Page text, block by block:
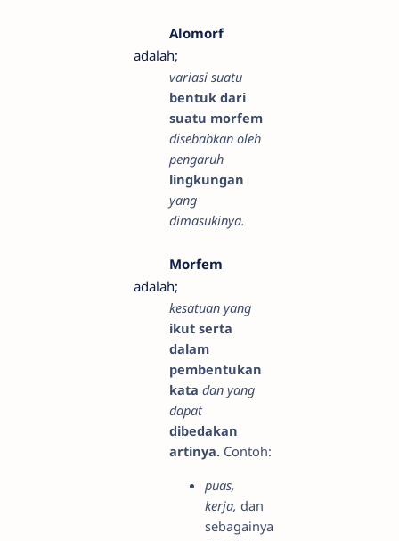
Alomorf
adalah;
variasi suatu
bentuk dari
suatu morfem
disebabkan oleh
pengaruh
lingkungan
yang
dimasukinya.
Morfem
adalah;
kesatuan yang
ikut serta
dalam
pembentukan
kata dan yang
dapat
dibedakan
artinya. Contoh:
puas,
kerja, dan
sebagainya